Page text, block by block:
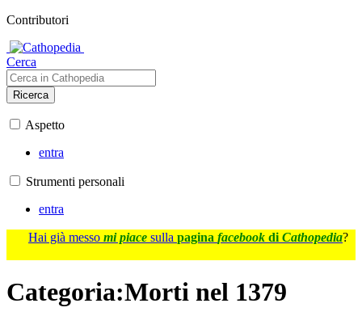
Contributori
Cerca
Ricerca
Aspetto
entra
Strumenti personali
entra
Hai già messo mi piace sulla pagina facebook di Cathopedia?
Categoria:Morti nel 1379